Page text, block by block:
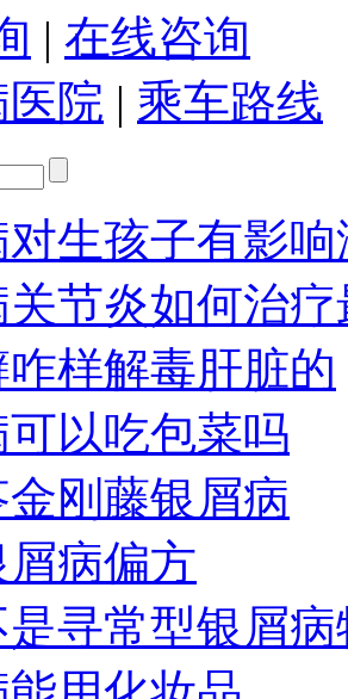
| 在线咨询
院 | 乘车路线
生孩子有影响
节炎如何治疗
样解毒肝脏的
以吃包菜吗
金刚藤银屑病
病偏方
寻常型银屑病